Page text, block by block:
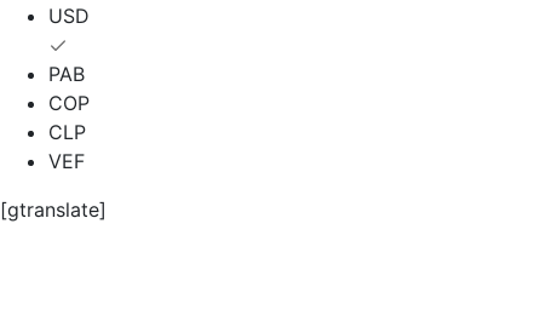
USD
PAB
COP
CLP
VEF
[gtranslate]